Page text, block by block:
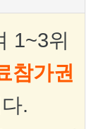
1~3위
참가권
.